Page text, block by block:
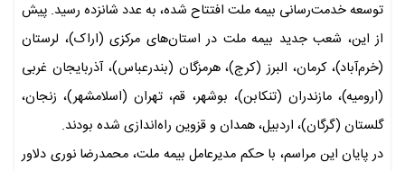
توسعه خدمت‌رسانی بیمه ملت افتتاح شده، به عدد شانزده رسید. پیش
از این، شعب جدید بیمه ملت در استان‌های مرکزی (اراک)، لرستان
(خرم‌آباد)، کرمان، البرز (کرج)، هرمزگان (بندرعباس)، آذربایجان غربی
(ارومیه)، مازندران (تنکابن)، بوشهر، قم، تهران (اسلامشهر)، زنجان،
گلستان (گرگان)، اردبیل، همدان و قزوین راه‌اندازی شده بودند.
در پایان این مراسم، با حکم مدیرعامل بیمه ملت، محمدرضا نوری دلاور